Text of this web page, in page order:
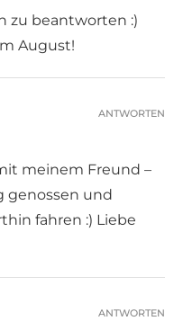
zu beantworten :)
August!
meinem Freund –
genossen und
fahren :) Liebe
ANTWORTEN
ANTWORTEN